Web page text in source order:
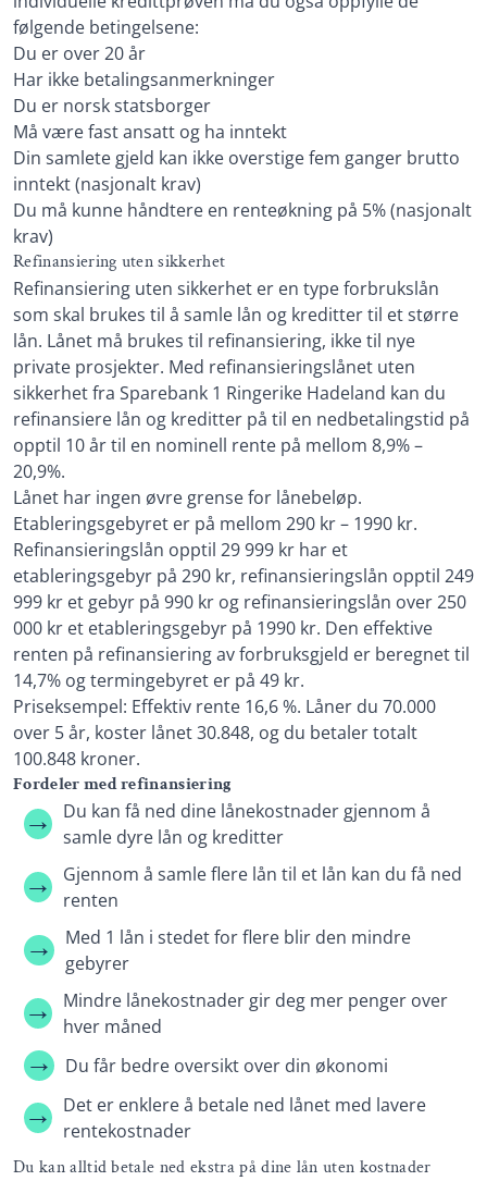
følgende betingelsene:
Du er over 20 år
Har ikke betalingsanmerkninger
Du er norsk statsborger
Må være fast ansatt og ha inntekt
Din samlete gjeld kan ikke overstige fem ganger brutto
inntekt (nasjonalt krav)
Du må kunne håndtere en renteøkning på 5% (nasjonalt
krav)
Refinansiering uten sikkerhet
Refinansiering uten sikkerhet er en type forbrukslån
som skal brukes til å samle lån og kreditter til et større
lån. Lånet må brukes til refinansiering, ikke til nye
private prosjekter. Med refinansieringslånet uten
sikkerhet fra Sparebank 1 Ringerike Hadeland kan du
refinansiere lån og kreditter på til en nedbetalingstid på
opptil 10 år til en nominell rente på mellom 8,9% –
20,9%.
Lånet har ingen øvre grense for lånebeløp.
Etableringsgebyret er på mellom 290 kr – 1990 kr.
Refinansieringslån opptil 29 999 kr har et
etableringsgebyr på 290 kr, refinansieringslån opptil 249
999 kr et gebyr på 990 kr og refinansieringslån over 250
000 kr et etableringsgebyr på 1990 kr. Den effektive
renten på refinansiering av forbruksgjeld er beregnet til
14,7% og termingebyret er på 49 kr.
Priseksempel: Effektiv rente 16,6 %. Låner du 70.000
over 5 år, koster lånet 30.848, og du betaler totalt
100.848 kroner.
Fordeler med refinansiering
Du kan få ned dine lånekostnader gjennom å
samle dyre lån og kreditter
Gjennom å samle flere lån til et lån kan du få ned
renten
Med 1 lån i stedet for flere blir den mindre
gebyrer
Mindre lånekostnader gir deg mer penger over
hver måned
Du får bedre oversikt over din økonomi
Det er enklere å betale ned lånet med lavere
rentekostnader
Du kan alltid betale ned ekstra på dine lån uten kostnader